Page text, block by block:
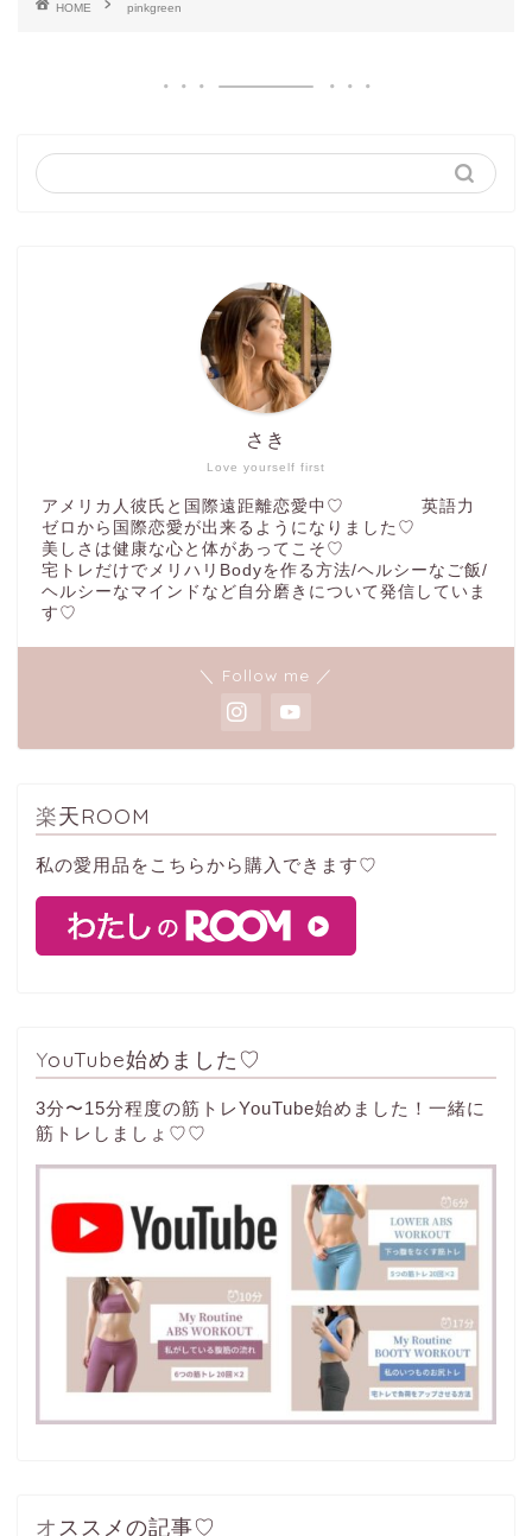
HOME pinkgreen
Love yourself first
さき
アメリカ人彼氏と国際遠距離恋愛中♡ 英語力
ゼロから国際恋愛が出来るようになりました♡
美しさは健康な心と体があってこそ♡
宅トレだけでメリハリBodyを作る方法/ヘルシーなご飯/
ヘルシーなマインドなど自分磨きについて発信していま
す♡
＼ Follow me ／
楽天ROOM
私の愛用品をこちらから購入できます♡
YouTube始めました♡
3分〜15分程度の筋トレYouTube始めました！一緒に
筋トレしましょ♡♡
オススメの記事♡